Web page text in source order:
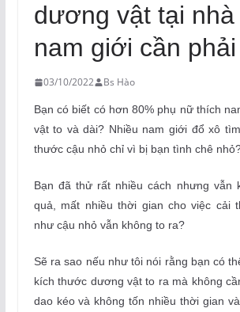
dương vật tại nhà
nam giới cần
03/10/2022 Bs Hào
Bạn có biết có hơn 80% phụ nữ thích
vật to và dài? Nhiều nam giới đổ xô
thước cậu nhỏ chỉ vì bị bạn tình chê
Bạn đã thử rất nhiều cách nhưng vẫn
quả, mất nhiều thời gian cho việc cải
như cậu nhỏ vẫn không to ra?
Sẽ ra sao nếu như tôi nói rằng bạn có
kích thước dương vật to ra mà không
dao kéo và không tốn nhiều thời gian